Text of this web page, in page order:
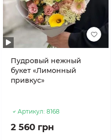
Пудровый нежный
букет «Лимонный
привкус»
Артикул: 8168
2 560 грн